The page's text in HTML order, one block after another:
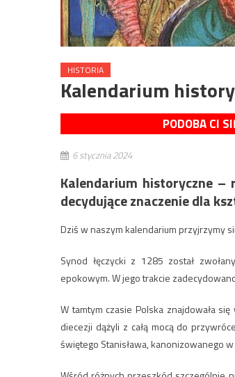
HISTORIA
Kalendarium
PODOBA CI
6 stycznia 2024
Kalendarium historyczne –
decydujące znaczenie dla
Dziś w naszym kalendarium przyjrzymy
Synod łęczycki z 1285 został
epokowym. W jego trakcie
W tamtym czasie Polska znajdowała
diecezji dążyli z całą mocą do
świętego Stanisława, kanonizowanego